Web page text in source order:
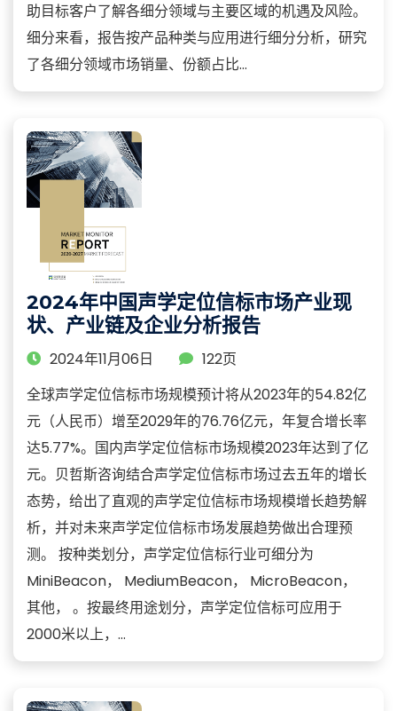
助目标客户了解各细分领域与主要区域的机遇及风险。
细分来看，报告按产品种类与应用进行细分分析，研究
了各细分领域市场销量、份额占比...
2024年中国声学定位信标市场产业现
状、产业链及企业分析报告
2024年11月06日
122页
全球声学定位信标市场规模预计将从2023年的54.82亿
元（人民币）增至2029年的76.76亿元，年复合增长率
达5.77%。国内声学定位信标市场规模2023年达到了亿
元。贝哲斯咨询结合声学定位信标市场过去五年的增长
态势，给出了直观的声学定位信标市场规模增长趋势解
析，并对未来声学定位信标市场发展趋势做出合理预
测。 按种类划分，声学定位信标行业可细分为
MiniBeacon， MediumBeacon， MicroBeacon，
其他， 。按最终用途划分，声学定位信标可应用于
2000米以上，...